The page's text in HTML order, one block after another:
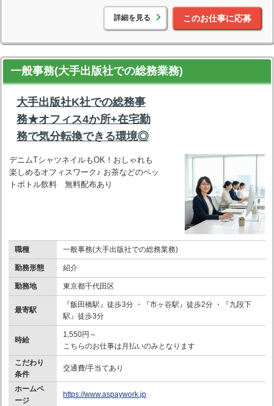
詳細を見る このお仕事に応募
一般事務(大手出版社での総務業務)
大手出版社K社での総務事
務★オフィス4か所+在宅勤
務で気分転換できる環境◎
デニムTシャツネイルもOK！おしゃれも
楽しめるオフィスワーク♪ お茶などのペッ
トボトル飲料 無料配布あり
職種 一般事務(大手出版社での総務業務)
勤務形態 紹介
勤務地 東京都千代田区
最寄駅
『飯田橋駅』徒歩3分 ・『市ヶ谷駅』徒歩2分 ・『九段下
駅』徒歩3分
時給
1,550円～
こちらのお仕事は月払いのみとなります
こだわり
条件
交通費/手当てあり
ホームペ
ージ
https://www.aspaywork.jp